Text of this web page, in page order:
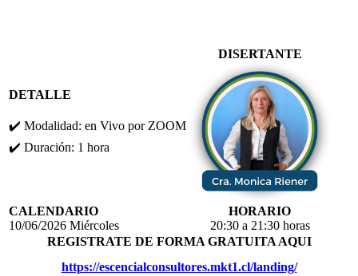
DETALLE
✔️ Modalidad: en Vivo por ZOOM
✔️ Duración: 1 hora
DISERTANTE
CALENDARIO
10/06/2026 Miércoles
HORARIO
20:30 a 21:30 horas
REGISTRATE DE FORMA GRATUITA AQUI
https://escencialconsultores.mkt1.cl/landing/